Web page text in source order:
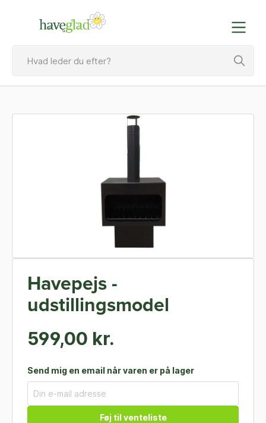
Havepejs -
udstillingsmodel
599,00 kr.
Send mig en email når varen er på lager
Føj til venteliste